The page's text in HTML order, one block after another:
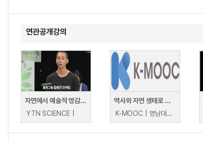
연관공개강의
자연에서 예술적 영감을 얻다! 신비로운 빛을 담은 린넨 공작소! - 정기범, 아뜰리에96 대표
YTN SCIENCE |
역사와 자연 생태로 알아보는 독도이야기
K-MOOC | 영남대학교 김영수, 박선주, 박지영, 송휘영, 이용호, 이태우